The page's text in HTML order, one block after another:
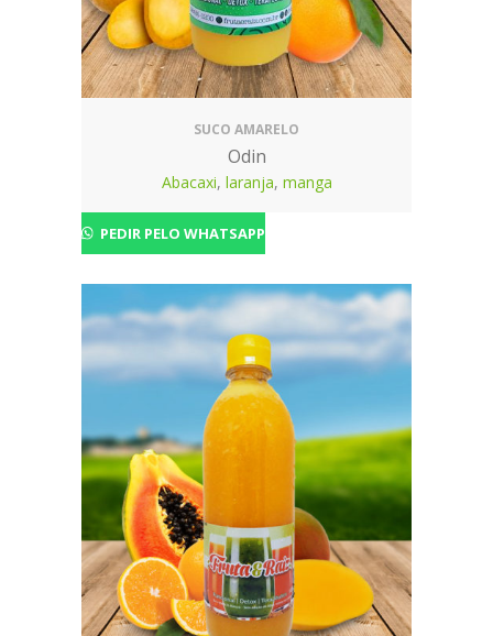
SUCO AMARELO
Odin
Abacaxi, laranja, manga
PEDIR PELO WHATSAPP